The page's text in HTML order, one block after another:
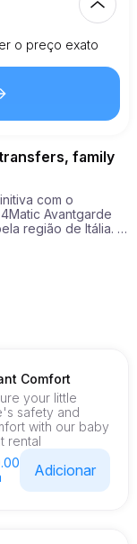
150.00
21
3,500.00 €
o preço exato
family
com o
Avantgarde
região de Itália.
da área, tudo
robusto que
o
Comfort
your little
safety and
with our baby
rental
Adicionar